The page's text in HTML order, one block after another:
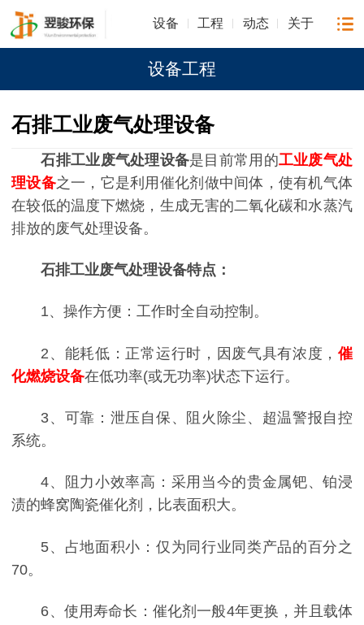
设备 工程 动态 关于
设备工程
石排工业废气处理设备
石排工业废气处理设备是目前常用的工业废气处
理设备之一，它是利用催化剂做中间体，使有机气体
在较低的温度下燃烧，生成无害的二氧化碳和水蒸汽
排放的废气处理设备。
石排工业废气处理设备特点：
1、操作方便：工作时全自动控制。
2、能耗低：正常运行时，因废气具有浓度， 催
化燃烧设备在低功率(或无功率)状态下运行。
3、可靠：泄压自保、阻火除尘、超温警报自控
系统。
4、阻力小效率高：采用当今的贵金属钯、铂浸
渍的蜂窝陶瓷催化剂，比表面积大。
5、占地面积小：仅为同行业同类产品的百分之
70。
6、使用寿命长：催化剂一般4年更换，并且载体